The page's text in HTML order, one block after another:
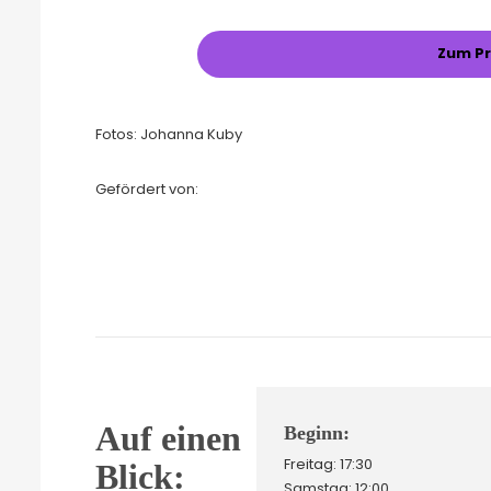
Zum
Fotos: Johanna Kuby
Gefördert von:
Auf einen
Blick:
Beginn:
Freitag: 17:30